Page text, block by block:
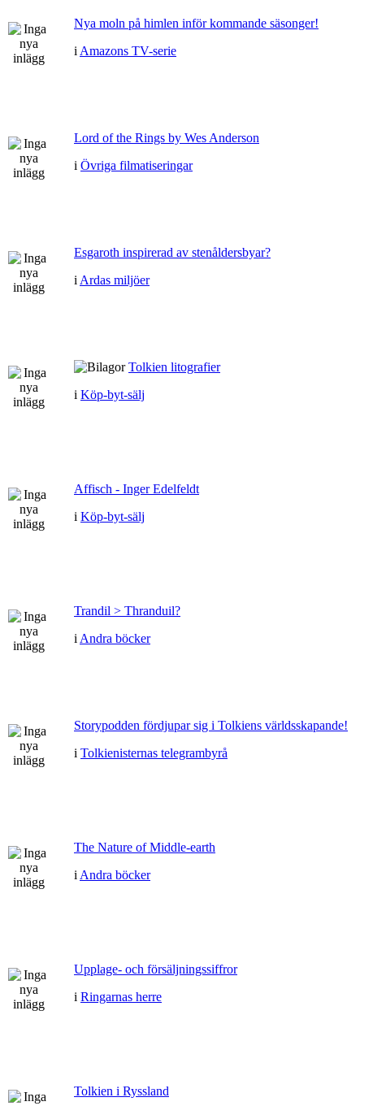
Nya moln på himlen inför kommande säsonger!
i Amazons TV-serie
Lord of the Rings by Wes Anderson
i Övriga filmatiseringar
Esgaroth inspirerad av stenåldersbyar?
i Ardas miljöer
Tolkien litografier
i Köp-byt-sälj
Affisch - Inger Edelfeldt
i Köp-byt-sälj
Trandil > Thranduil?
i Andra böcker
Storypodden fördjupar sig i Tolkiens världsskapande!
i Tolkienisternas telegrambyrå
The Nature of Middle-earth
i Andra böcker
Upplage- och försäljningssiffror
i Ringarnas herre
Tolkien i Ryssland